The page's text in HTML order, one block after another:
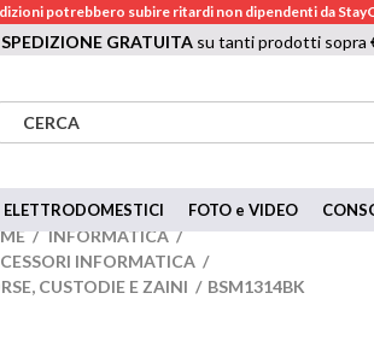
potrebbero subire ritardi non dipendenti da
SPEDIZIONE GRATUITAsu tanti prodotti sopra
ELETTRODOMESTICI FOTO e VIDEO
/ INFORMATICA /
INFORMATICA /
CUSTODIE E ZAINI / BSM1314BK